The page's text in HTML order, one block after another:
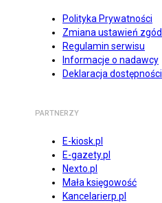
Polityka Prywatności
Zmiana ustawień zgód
Regulamin serwisu
Informacje o nadawcy
Deklaracja dostępności
PARTNERZY
E-kiosk.pl
E-gazety.pl
Nexto.pl
Mała księgowość
Kancelarierp.pl